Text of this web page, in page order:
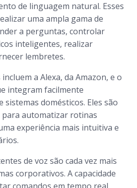
de linguagem natural. Esses
uma ampla gama de
a perguntas, controlar
inteligentes, realizar
lembretes.
a Alexa, da Amazon, e o
integram facilmente
sistemas domésticos. Eles são
automatizar rotinas
experiência mais intuitiva e
de voz são cada vez mais
corporativos. A capacidade